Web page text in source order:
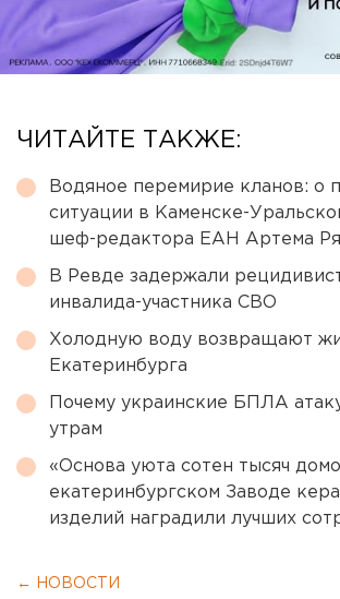
ЧИТАЙТЕ ТАКЖЕ:
Водяное перемирие кланов: о
ситуации в Каменске-
шеф-редактора ЕАН Артема
В Ревде задержали
инвалида-участника СВО
Холодную воду возвращают
Екатеринбурга
Почему украинские БПЛА
утрам
«Основа уюта сотен тысяч
екатеринбургском Заводе
изделий наградили лучших
← НОВОСТИ